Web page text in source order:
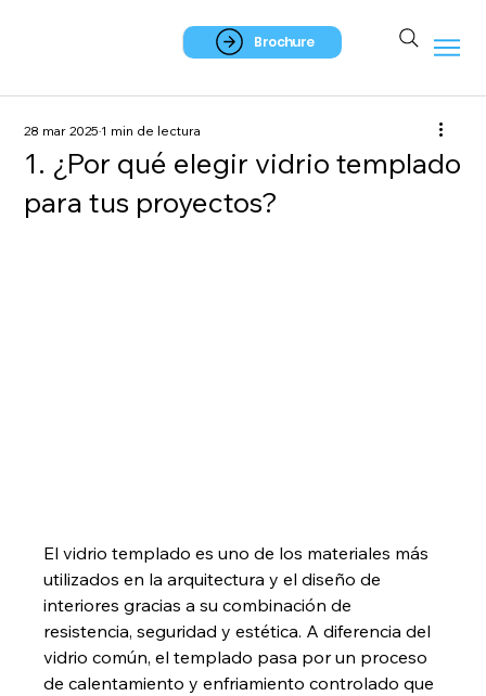
Brochure
1. ¿Por qué elegir vidrio templado
para tus proyectos?
28 mar 20251 min de lectura
El vidrio templado es uno de los materiales más
utilizados en la arquitectura y el diseño de
interiores gracias a su combinación de
resistencia, seguridad y estética. A diferencia del
vidrio común, el templado pasa por un proceso
de calentamiento y enfriamiento controlado que